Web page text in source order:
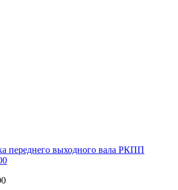
переднего выходного вала РКПП